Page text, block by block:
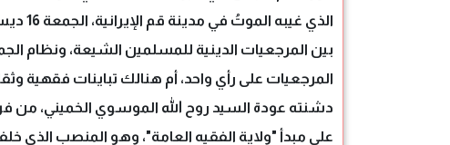
الذي
بين المرجعيات الدينية للمسلمين الشيعة، ونظام
المرجعيات على رأي واحد، أم هنالك تباينات فقهية
على مبدأ "ولاية الفقيه العامة"، وهو المنصب الذي